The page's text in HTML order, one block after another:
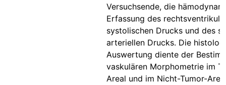
Versuchsende, die
Erfassung des
systolischen Drucks und des
arteriellen Drucks. Die
Auswertung diente der
vaskulären Morphometrie im
Areal und im Nicht-Tumor-